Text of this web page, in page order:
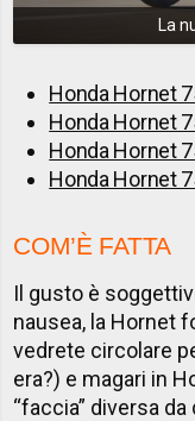
La
Honda Hornet
Honda Hornet
Honda Hornet
Honda Hornet
COM’È FATTA
Il gusto è
nausea, la Hornet
vedrete circolare
era?) e magari in
“faccia” diversa